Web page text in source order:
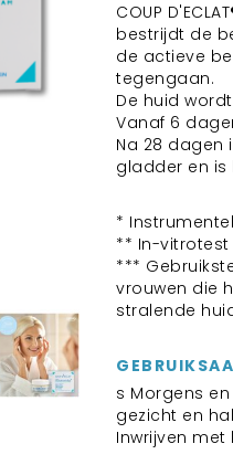
COUP
bestrijdt de
de actieve
tegengaan.
De huid
Vanaf 6
Na 28 dagen
gladder en
*
** In-vitrotest
***
vrouwen die
stralende
s Morgens
gezicht en
Inwrijven